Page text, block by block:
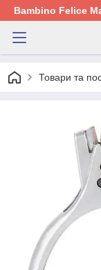
Bambino Felice
Товари та